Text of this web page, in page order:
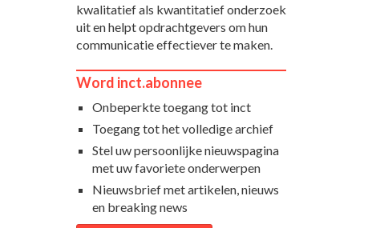
kwalitatief als kwantitatief onderzoek
uit en helpt opdrachtgevers om hun
communicatie effectiever te maken.
Word inct.abonnee
Onbeperkte toegang tot inct
Toegang tot het volledige archief
Stel uw persoonlijke nieuwspagina
met uw favoriete onderwerpen
Nieuwsbrief met artikelen, nieuws
en breaking news